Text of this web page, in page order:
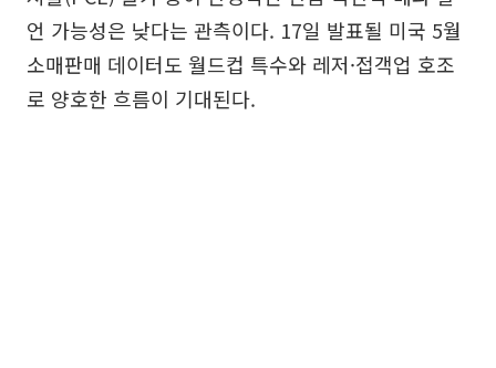
언 가능성은 낮다는 관측이다. 17일 발표될 미국 5월
소매판매 데이터도 월드컵 특수와 레저·접객업 호조
로 양호한 흐름이 기대된다.